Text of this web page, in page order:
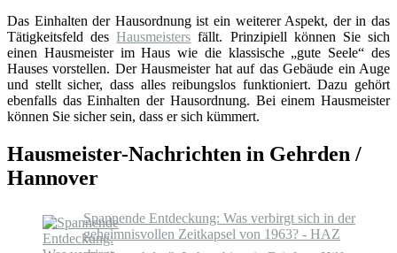
Das Einhalten der Hausordnung ist ein weiterer Aspekt, der in das
Tätigkeitsfeld desHausmeisters fällt. Prinzipiell können Sie sich
einen Hausmeister im Haus wie die klassische „gute Seele“ des
Hauses vorstellen. Der Hausmeister hat auf das Gebäude ein Auge
und stellt sicher, dass alles reibungslos funktioniert. Dazu gehört
ebenfalls das Einhalten der Hausordnung. Bei einem Hausmeister
können Sie sicher sein, dass er sich kümmert.
Hausmeister-Nachrichten in Gehrden /
Hannover
Spannende Entdeckung: Was verbirgt sich in der
geheimnisvollen Zeitkapsel von 1963? - HAZ